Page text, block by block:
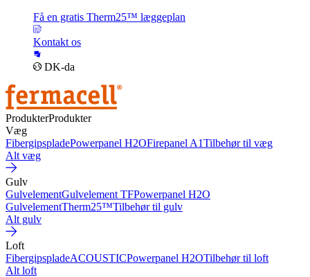
Få en gratis Therm25™ læggeplan
Kontakt os
DK-da
ProdukterProdukter
Væg
FibergipspladePowerpanel H2OFirepanel A1Tilbehør til væg
Alt væg
Gulv
GulvelementGulvelement TFPowerpanel H2O
GulvelementTherm25™Tilbehør til gulv
Alt gulv
Loft
FibergipspladeACOUSTICPowerpanel H2OTilbehør til loft
Alt loft